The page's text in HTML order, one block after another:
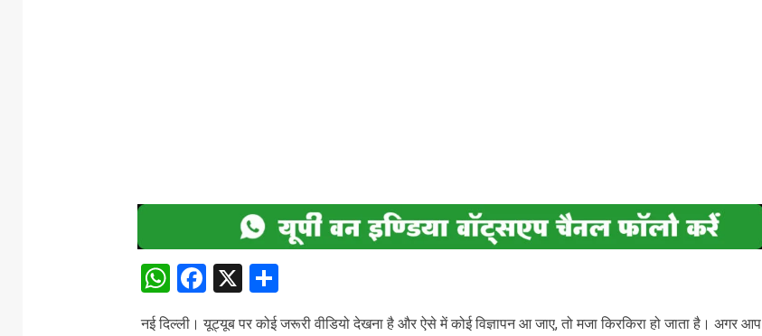
WhatsApp
Facebook
X Share
नई दिल्ली। यूट्यूब पर कोई जरूरी वीडियो देखना है और ऐसे में कोई विज्ञापन आ जाए, तो मजा किरकिरा हो जाता है। अगर आप